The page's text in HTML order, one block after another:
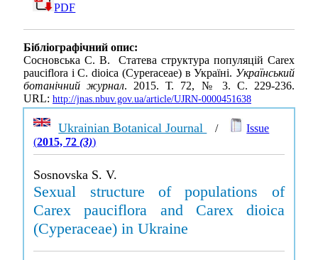
PDF
Бібліографічний опис:
Сосновська С. В. Cтатева структура популяцій Carex
pauciflora і C. dioica (Cyperaceae) в Україні. Український
ботанічний журнал. 2015. Т. 72, № 3. С. 229-236.
URL: http://jnas.nbuv.gov.ua/article/UJRN-0000451638
Ukrainian Botanical Journal /
Issue
(2015, 72(3))
Sosnovska S. V.
Sexual structure of populations of
Carex pauciflora and Carex dioica
(Cyperaceae) in Ukraine